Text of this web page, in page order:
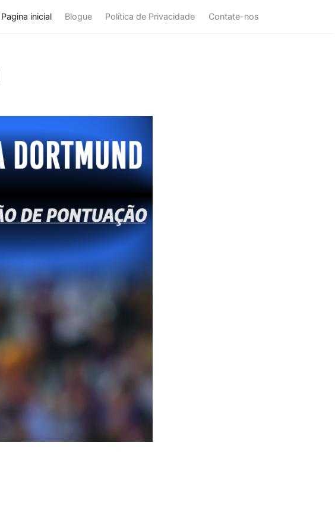
Pagina inicial Blogue Política de Privacidade Contate-nos